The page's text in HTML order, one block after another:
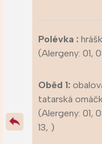
Polévka :
(Alergeny: 01,
Oběd 1:
tatarská
(Alergeny: 01,
13, )